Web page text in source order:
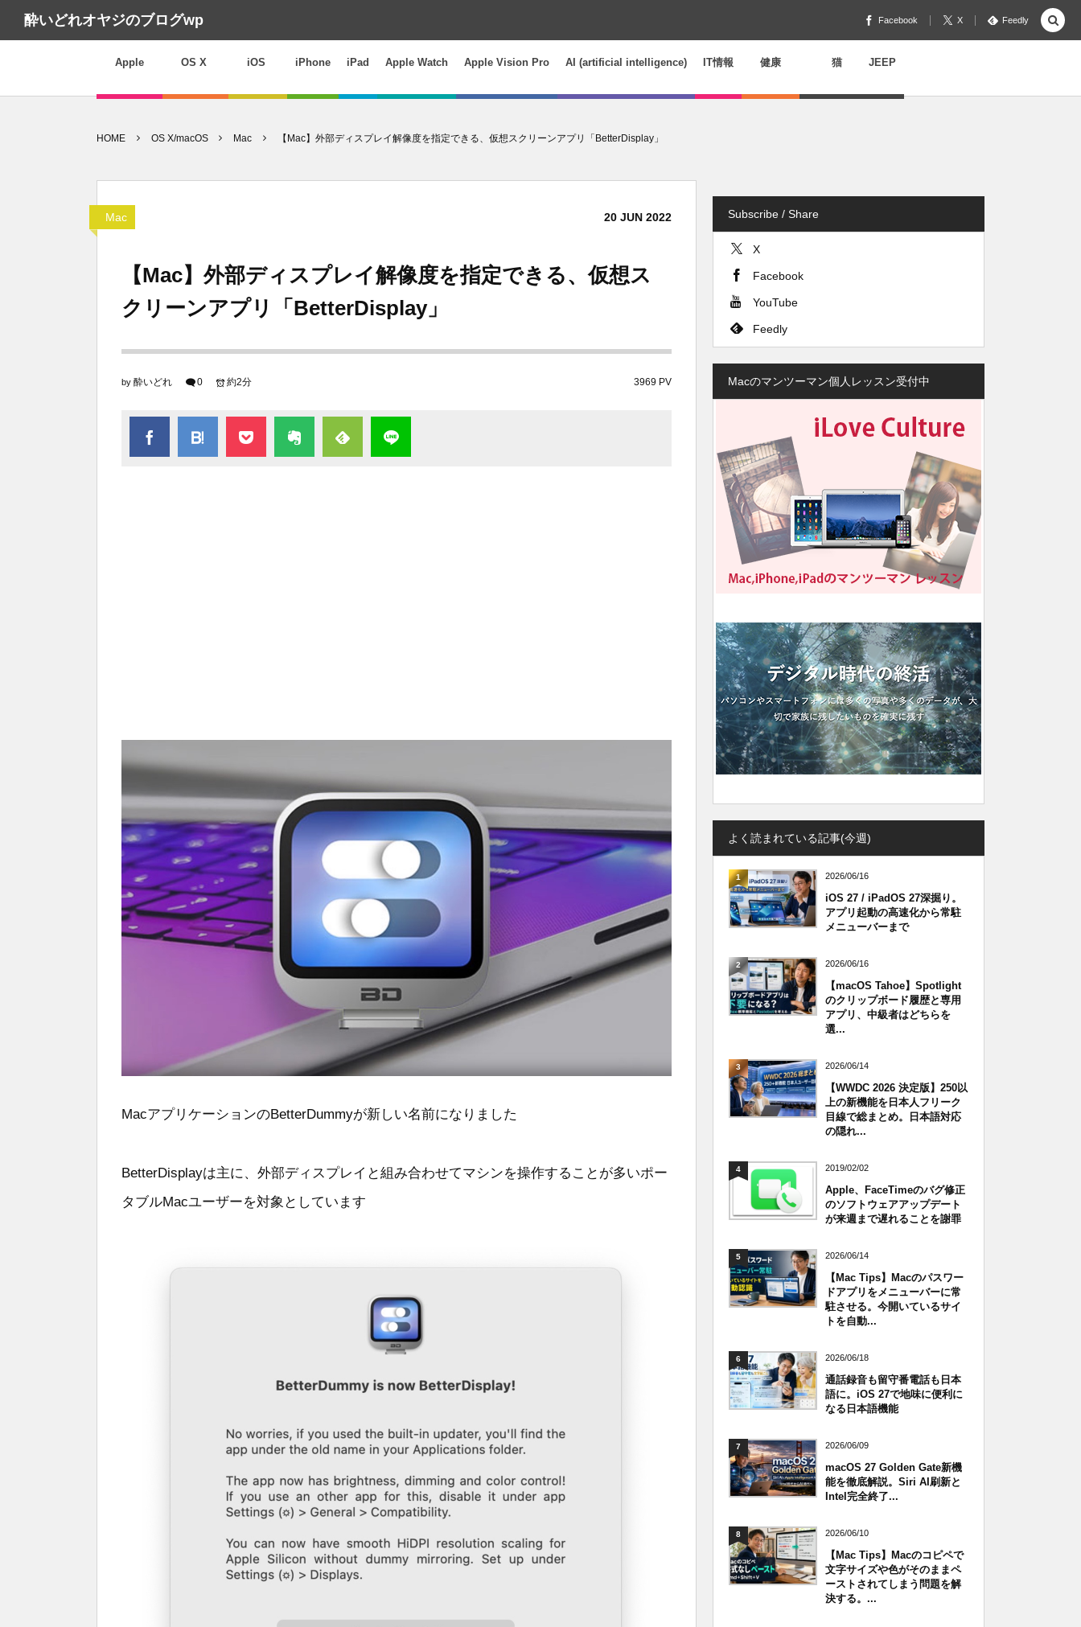
酔いどれオヤジのブログwp Facebook X Feedly
Apple OS X iOS iPhone iPad Apple Watch Apple Vision Pro AI (artificial intelligence) IT情報 健康 猫 JEEP
HOME OS X/macOS Mac 【Mac】外部ディスプレイ解像度を指定できる、仮想スクリーンアプリ「BetterDisplay」
Mac 20 JUN 2022
【Mac】外部ディスプレイ解像度を指定できる、仮想ス
クリーンアプリ「BetterDisplay」
by 酔いどれ 0 3969 PV
約2分
MacアプリケーションのBetterDummyが新しい名前になりました
BetterDisplayは主に、外部ディスプレイと組み合わせてマシンを操作することが多いポー
タブルMacユーザーを対象としています
Subscribe / Share
X
Facebook
YouTube
Feedly
Macのマンツーマン個人レッスン受付中
よく読まれている記事(今週)
1 2026/06/16
iOS 27 / iPadOS 27深掘り。
アプリ起動の高速化から常駐
メニューバーまで
2 2026/06/16
【macOS Tahoe】Spotlight
のクリップボード履歴と専用
アプリ、中級者はどちらを
選...
3 2026/06/14
【WWDC 2026 決定版】250以
上の新機能を日本人フリーク
目線で総まとめ。日本語対応
の隠れ...
4 2019/02/02
Apple、FaceTimeのバグ修正
のソフトウェアアップデート
が来週まで遅れることを謝罪
5 2026/06/14
【Mac Tips】Macのパスワー
ドアプリをメニューバーに常
駐させる。今開いているサイ
トを自動...
6 2026/06/18
通話録音も留守番電話も日本
語に。iOS 27で地味に便利に
なる日本語機能
7 2026/06/09
macOS 27 Golden Gate新機
能を徹底解説。Siri AI刷新と
Intel完全終了...
8 2026/06/10
【Mac Tips】Macのコピペで
文字サイズや色がそのままペ
ーストされてしまう問題を解
決する。...